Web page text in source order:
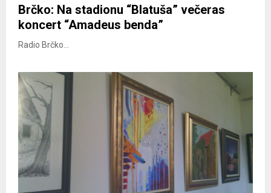
Brčko: Na stadionu “Blatuša” večeras
koncert “Amadeus benda”
Radio Brčko...